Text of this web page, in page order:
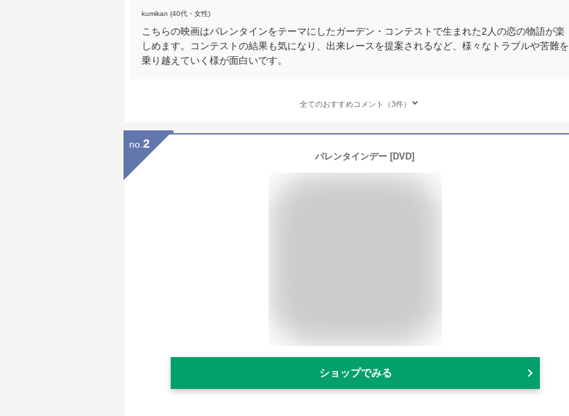
kumikan (40代・女性)
こちらの映画はバレンタインをテーマにしたガーデン・コンテストで生まれた2人の恋の物語が楽
しめます。コンテストの結果も気になり、出来レースを提案されるなど、様々なトラブルや苦難を
乗り越えていく様が面白いです。
全てのおすすめコメント（3件）
no. 2
バレンタインデー [DVD]
ショップでみる